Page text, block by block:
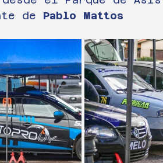
de Pablo Mattos